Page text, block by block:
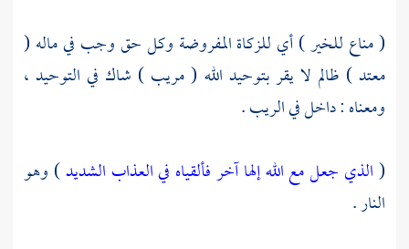
( مناع للخير ) أي للزكاة المفروضة وكل حق وجب في ماله (
معتد ) ظالم لا يقر بتوحيد الله ( مريب ) شاك في التوحيد ،
ومعناه : داخل في الريب .
(الذي جعل مع الله إلها آخر فألقياه في العذاب الشديد) وهو
النار .